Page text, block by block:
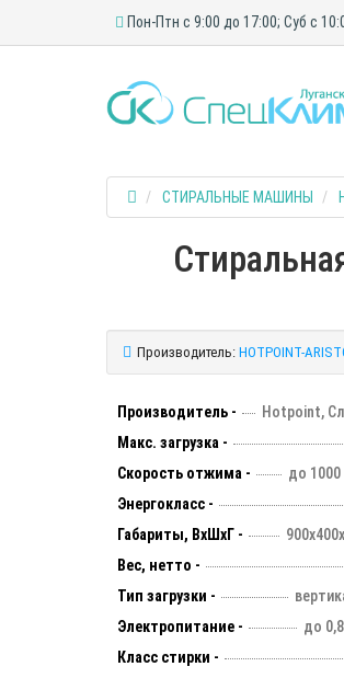
Пон-Птн с 9:00 до 17:00; Суб с
СТИРАЛЬНЫЕ МАШИНЫ
Производитель: HOTPOINT-
Производитель -
Hotpoint,
Макс. загрузка -
Скорость отжима -
до
Энергокласс -
Габариты, ВхШхГ -
Вес, нетто -
Тип загрузки -
Электропитание -
до
Класс стирки -